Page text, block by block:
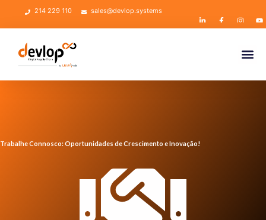
214 229 110 sales@devlop.systems
Trabalhe Connosco: Oportunidades de Crescimento e Inovação!